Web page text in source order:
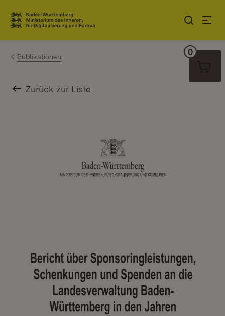
Zum Inhalt springen
Link zur Startseite
Publikationen
Zurück zur Liste
0